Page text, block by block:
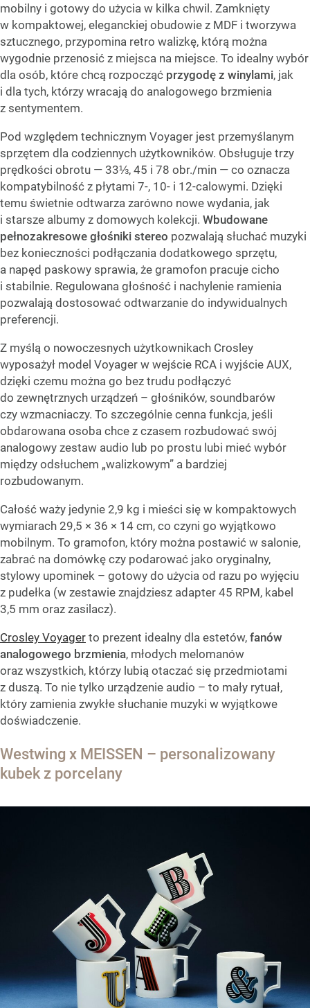
mobilny i gotowy do użycia w kilka chwil. Zamknięty
w kompaktowej, eleganckiej obudowie z MDF i tworzywa
sztucznego, przypomina retro walizkę, którą można
wygodnie przenosić z miejsca na miejsce. To idealny wybór
dla osób, które chcą rozpocząć przygodę z winylami, jak
i dla tych, którzy wracają do analogowego brzmienia
z sentymentem.
Pod względem technicznym Voyager jest przemyślanym
sprzętem dla codziennych użytkowników. Obsługuje trzy
prędkości obrotu — 33⅓, 45 i 78 obr./min — co oznacza
kompatybilność z płytami 7-, 10- i 12-calowymi. Dzięki
temu świetnie odtwarza zarówno nowe wydania, jak
i starsze albumy z domowych kolekcji. Wbudowane
pełnozakresowe głośniki stereo pozwalają słuchać muzyki
bez konieczności podłączania dodatkowego sprzętu,
a napęd paskowy sprawia, że gramofon pracuje cicho
i stabilnie. Regulowana głośność i nachylenie ramienia
pozwalają dostosować odtwarzanie do indywidualnych
preferencji.
Z myślą o nowoczesnych użytkownikach Crosley
wyposażył model Voyager w wejście RCA i wyjście AUX,
dzięki czemu można go bez trudu podłączyć
do zewnętrznych urządzeń – głośników, soundbarów
czy wzmacniaczy. To szczególnie cenna funkcja, jeśli
obdarowana osoba chce z czasem rozbudować swój
analogowy zestaw audio lub po prostu lubi mieć wybór
między odsłuchem „walizkowym” a bardziej
rozbudowanym.
Całość waży jedynie 2,9 kg i mieści się w kompaktowych
wymiarach 29,5 × 36 × 14 cm, co czyni go wyjątkowo
mobilnym. To gramofon, który można postawić w salonie,
zabrać na domówkę czy podarować jako oryginalny,
stylowy upominek – gotowy do użycia od razu po wyjęciu
z pudełka (w zestawie znajdziesz adapter 45 RPM, kabel
3,5 mm oraz zasilacz).
Crosley Voyager to prezent idealny dla estetów, fanów
analogowego brzmienia, młodych melomanów
oraz wszystkich, którzy lubią otaczać się przedmiotami
z duszą. To nie tylko urządzenie audio – to mały rytuał,
który zamienia zwykłe słuchanie muzyki w wyjątkowe
doświadczenie.
Westwing x MEISSEN – personalizowany
kubek z porcelany